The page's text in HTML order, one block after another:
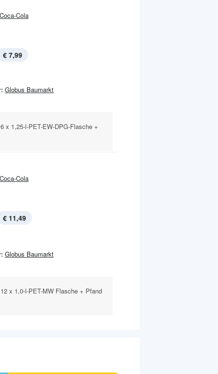
Coca-Cola
€ 7,99
Globus Baumarkt
x 1,25-l-PET-EW-DPG-Flasche +
Coca-Cola
€ 11,49
Globus Baumarkt
x 1,0-l-PET-MW Flasche + Pfand